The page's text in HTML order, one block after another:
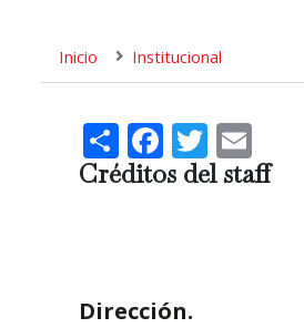
Inicio Institucional
ShareFacebook
Twitter
Créditos del staff
Dirección.